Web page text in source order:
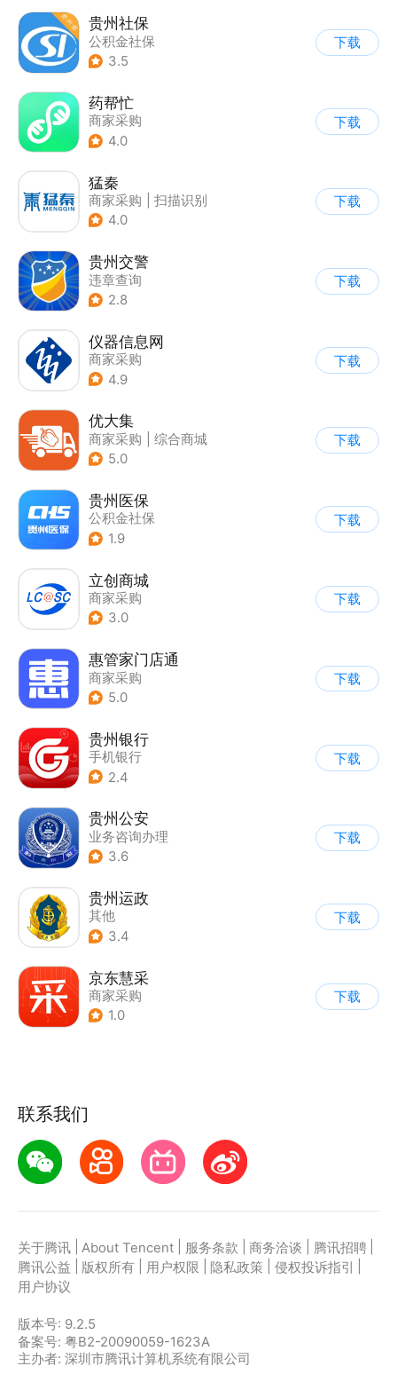
贵州社保
公积金社保
3.5
下载
药帮忙
商家采购
4.0
下载
猛秦
商家采购
扫描识别
4.0
下载
贵州交警
违章查询
2.8
下载
仪器信息网
商家采购
4.9
下载
优大集
商家采购
综合商城
5.0
下载
贵州医保
公积金社保
1.9
下载
立创商城
商家采购
3.0
下载
惠管家门店通
商家采购
5.0
下载
贵州银行
手机银行
2.4
下载
贵州公安
业务咨询办理
3.6
下载
贵州运政
其他
3.4
下载
京东慧采
商家采购
1.0
下载
联系我们
关于腾讯 About Tencent 服务条款 商务洽谈 腾讯招聘
腾讯公益
版权所有 用户权限 隐私政策 侵权投诉指引
用户协议
版本号: 9.2.5
备案号: 粤B2-20090059-1623A
主办者: 深圳市腾讯计算机系统有限公司